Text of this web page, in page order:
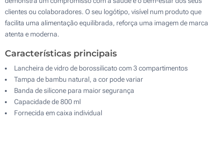
clientes ou colaboradores. O seu logótipo, visível num produto que
facilita uma alimentação equilibrada, reforça uma imagem de marca
atenta e moderna.
Características principais
Lancheira de vidro de borossilicato com 3 compartimentos
Tampa de bambu natural, a cor pode variar
Banda de silicone para maior segurança
Capacidade de 800 ml
Fornecida em caixa individual